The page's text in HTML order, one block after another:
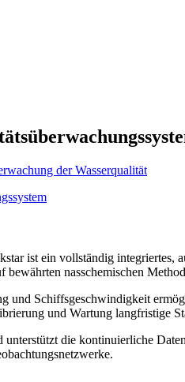
ist ein vollständig
nasschemischen
Schiffsgeschwindigkeit
und Wartung langfristige
die kontinuierliche